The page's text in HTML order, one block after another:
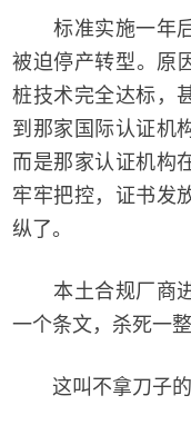
标准实施一年后
被迫停产转型。
桩技术完全达标，
到那家国际认证机
而是那家认证机构
牢牢把控，证书发
纵了。
本土合规厂商进
一个条文，杀死一整
这叫不拿刀子的